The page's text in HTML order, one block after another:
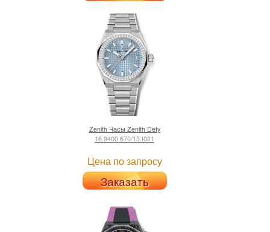
Zenith Часы Zenith Defy
16.9400.670/15.I001
Цена по запросу
Заказать